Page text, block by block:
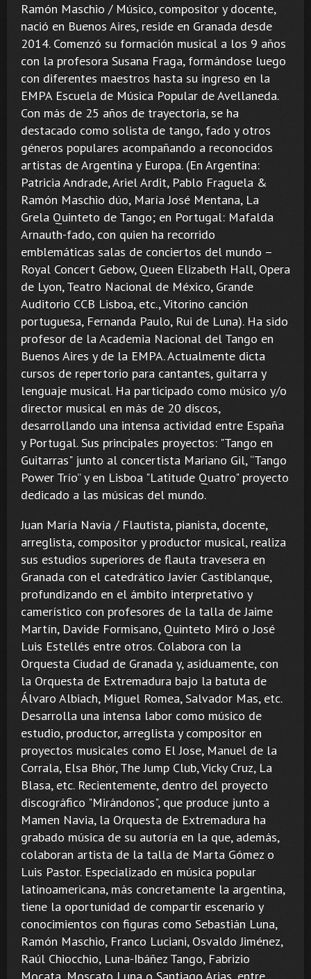
Ramón Maschio / Músico, compositor y docente,
nació en Buenos Aires, reside en Granada desde
2014. Comenzó su formación musical a los 9 años
con la profesora Susana Fraga, formándose luego
con diferentes maestros hasta su ingreso en la
EMPA Escuela de Música Popular de Avellaneda.
Con más de 25 años de trayectoria, se ha
destacado como solista de tango, fado y otros
géneros populares acompañando a reconocidos
artistas de Argentina y Europa. (En Argentina:
Patricia Andrade, Ariel Ardit, Pablo Fraguela &
Ramón Maschio dúo, María José Mentana, La
Grela Quinteto de Tango; en Portugal: Mafalda
Arnauth-fado, con quien ha recorrido
emblemáticas salas de conciertos del mundo –
Royal Concert Gebow, Queen Elizabeth Hall, Opera
de Lyon, Teatro Nacional de México, Grande
Auditorio CCB Lisboa, etc., Vitorino canción
portuguesa, Fernanda Paulo, Rui de Luna). Ha sido
profesor de la Academia Nacional del Tango en
Buenos Aires y de la EMPA. Actualmente dicta
cursos de repertorio para cantantes, guitarra y
lenguaje musical. Ha participado como músico y/o
director musical en más de 20 discos,
desarrollando una intensa actividad entre España
y Portugal. Sus principales proyectos: "Tango en
Guitarras" junto al concertista Mariano Gil, “Tango
Power Trío” y en Lisboa "Latitude Quatro" proyecto
dedicado a las músicas del mundo.
Juan María Navia / Flautista, pianista, docente,
arreglista, compositor y productor musical, realiza
sus estudios superiores de flauta travesera en
Granada con el catedrático Javier Castiblanque,
profundizando en el ámbito interpretativo y
camerístico con profesores de la talla de Jaime
Martín, Davide Formisano, Quinteto Miró o José
Luis Estellés entre otros. Colabora con la
Orquesta Ciudad de Granada y, asiduamente, con
la Orquesta de Extremadura bajo la batuta de
Álvaro Albiach, Miguel Romea, Salvador Mas, etc.
Desarrolla una intensa labor como músico de
estudio, productor, arreglista y compositor en
proyectos musicales como El Jose, Manuel de la
Corrala, Elsa Bhör, The Jump Club, Vicky Cruz, La
Blasa, etc. Recientemente, dentro del proyecto
discográfico "Mirándonos", que produce junto a
Mamen Navia, la Orquesta de Extremadura ha
grabado música de su autoría en la que, además,
colaboran artista de la talla de Marta Gómez o
Luis Pastor. Especializado en música popular
latinoamericana, más concretamente la argentina,
tiene la oportunidad de compartir escenario y
conocimientos con figuras como Sebastián Luna,
Ramón Maschio, Franco Luciani, Osvaldo Jiménez,
Raúl Chiocchio, Luna-Ibáñez Tango, Fabrizio